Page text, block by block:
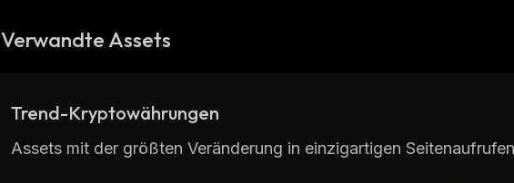
Verwandte Assets
Trend-Kryptowährungen
Assets mit der größten Veränderung in einzigartigen